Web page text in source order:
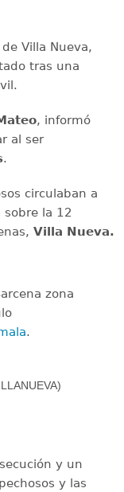
Villa Nueva,
tras una
, informó
al ser
.
circulaban a
la 12
Villa Nueva.
zona
.
y un
y las